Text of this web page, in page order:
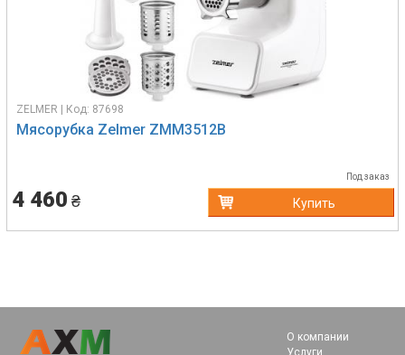
ZELMER | Код: 87698
Мясорубка Zelmer ZMM3512B
Под заказ
4 460 ₴ Купить
О компании
Услуги